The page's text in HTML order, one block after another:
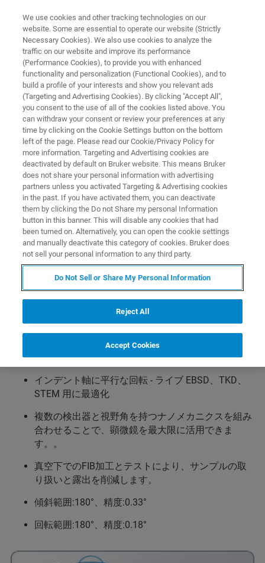
IN-SITUメカニカル・テスト
PI89 回転/傾斜補正ステージ
SEM中で行う様々なイメージング、FIBミリン
グ、分析手法をナノメカニカルテストと合わ
せてシームレスに実施可能に
取付方法は2パターン
構成 A (スタンダードモデル):
インデンテーション軸に垂直な回転 - 従来の
EBSD、FIBミリング、トップダウンイメージングに
最適化されています。
構成 B (スピンドルモデル):
インデント軸に平行な回転 - ライブ EBSD、TKD、
STEM 用に最適化
複数の検出器と視野角を持つナノメカニクスを組み
合わせることで、顕微鏡を最大限に活用できま
す。。
真空下でのFIB加工とテストにより、サンプルの取
り扱いと露出を削減します。
傾斜範囲:180°、精度:0.33°
回転範囲:180°、精度:0.18°
We use cookies and other tracking technologies on our
website. Some are essential to operate our website (Strictly
Necessary Cookies). We also use cookies to analyze the
traffic on our website and improve its performance
(Performance Cookies), to provide you with enhanced
functionality and personalization (Functional Cookies), and to
build a profile of your interests and show you relevant ads
(Targeting and Advertising Cookies). By clicking "Accept All",
you consent to the use of all of the cookies listed above. You
can withdraw your consent or review your preferences at any
time by clicking on the Cookie Settings button on the bottom
left of the page. Please read our Cookie/Privacy Policy for
more information. Targeting and Advertising cookies are
deactivated by default on Bruker website. This means Bruker
does not share your personal information with advertising
partners unless you activated Targeting & Advertising cookies
in the past. If you have activated them, you can deactivate
them by clicking the Do not Share my personal Information
button in this banner. This will disable any cookies that had
been turned on. Alternatively, you can open the cookie settings
and manually deactivate this category of cookies. Bruker does
not sell your personal information to any third party.
Do Not Sell or Share My Personal Information
Reject All
Accept Cookies